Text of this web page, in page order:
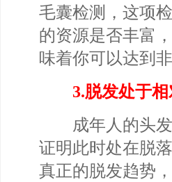
毛囊检测，这项
的资源是否丰富
味着你可以达到
3.脱发处于相
成年人的头发
证明此时处在脱
真正的脱发趋势